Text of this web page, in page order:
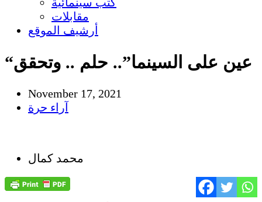
مقابلات
أرشيف الموقع
“عين على السينما”.. حلم .. وتحقق
November 17, 2021
آراء حرة
محمد كمال